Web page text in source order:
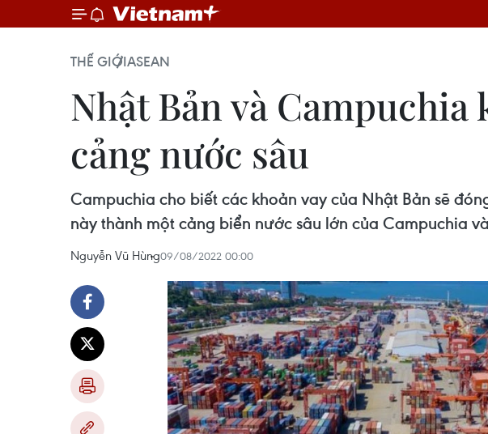
THẾ GIỚIASEAN
Nhật Bản và
cảng nước sâu
Campuchia cho biết các khoản vay của Nhật Bản sẽ
này thành một cảng biển nước sâu lớn của Campuchia
Nguyễn Vũ Hùng09/08/2022 00:00